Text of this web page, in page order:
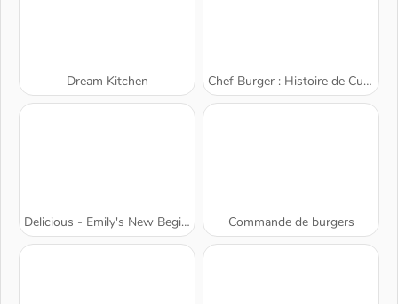
Dream Kitchen Chef Burger : Histoire de Cuisine
Delicious - Emily's New Beginning Commande de burgers